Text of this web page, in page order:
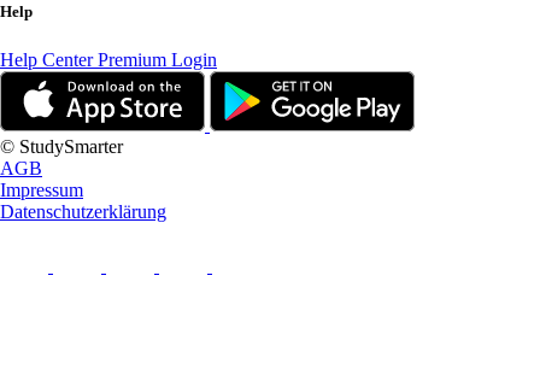
Help
Help CenterPremium Login
© StudySmarter
AGB
Impressum
Datenschutzerklärung